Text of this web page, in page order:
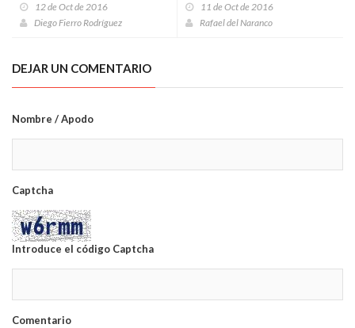
12 de Oct de 2016
Diego Fierro Rodríguez
11 de Oct de 2016
Rafael del Naranco
DEJAR UN COMENTARIO
Nombre / Apodo
Captcha
Introduce el código Captcha
Comentario